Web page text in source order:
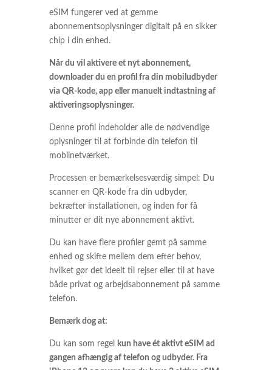
eSIM fungerer ved at gemme
abonnementsoplysninger digitalt på en sikker
chip i din enhed.
Når du vil aktivere et nyt abonnement,
downloader du en profil fra din mobiludbyder
via QR-kode, app eller manuelt indtastning af
aktiveringsoplysninger.
Denne profil indeholder alle de nødvendige
oplysninger til at forbinde din telefon til
mobilnetværket.
Processen er bemærkelsesværdig simpel: Du
scanner en QR-kode fra din udbyder,
bekræfter installationen, og inden for få
minutter er dit nye abonnement aktivt.
Du kan have flere profiler gemt på samme
enhed og skifte mellem dem efter behov,
hvilket gør det ideelt til rejser eller til at have
både privat og arbejdsabonnement på samme
telefon.
Bemærk dog at:
Du kan som regel
kun have ét aktivt eSIM ad
gangen afhængig af telefon og udbyder. Fra